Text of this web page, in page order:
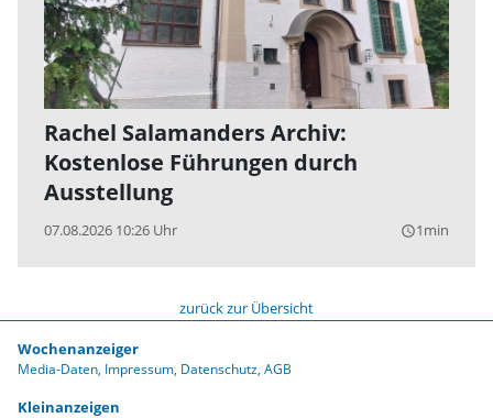
Rachel Salamanders Archiv:
Kostenlose Führungen durch
Ausstellung
07.08.2026 10:26 Uhr query_builder1min
zurück zur Übersicht
Wochenanzeiger
Media-Daten Impressum Datenschutz AGB
Kleinanzeigen